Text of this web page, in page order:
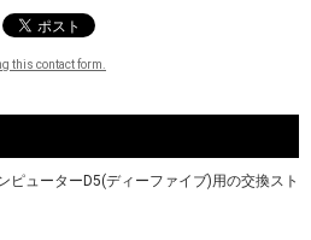
this contact form.
ピューターD5(ディーファイブ)用の交換スト